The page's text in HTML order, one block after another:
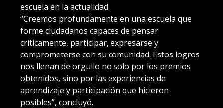
escuela en la actualidad.
“Creemos profundamente en una escuela que
forme ciudadanos capaces de pensar
críticamente, participar, expresarse y
comprometerse con su comunidad. Estos logros
nos llenan de orgullo no solo por los premios
obtenidos, sino por las experiencias de
aprendizaje y participación que hicieron
posibles”, concluyó.